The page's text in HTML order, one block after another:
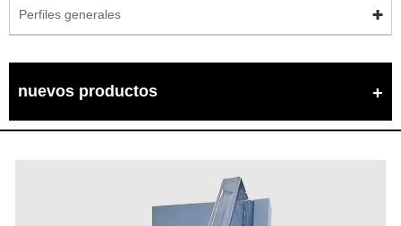
Perfiles generales
nuevos productos